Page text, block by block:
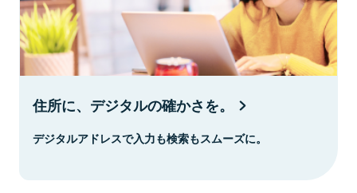
住所に、デジタルの確かさを。
デジタルアドレスで入力も検索もスムーズに。